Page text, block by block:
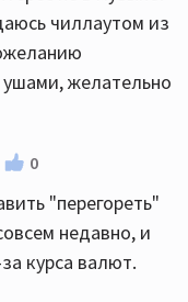
чиллаутом из
желательно
0
"перегореть"
недавно, и
курса валют.